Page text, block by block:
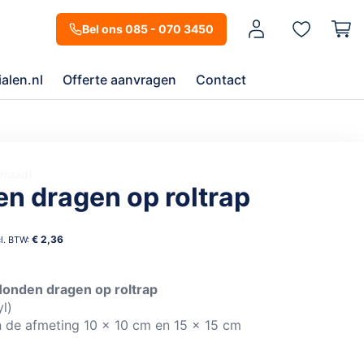
Bel ons 085 - 070 3450 Mijn account
Offerte aanvragen Contact
dragen op roltrap
€ 2,36
dragen op roltrap
de afmeting 10 x 10 cm en 15 x 15 cm